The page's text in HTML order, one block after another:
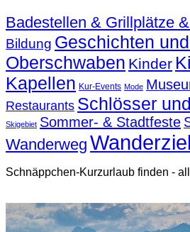
Badestellen & Grillplätze
Bildung Geschichten
Oberschwaben Kinder
Kapellen Kur-Events Mode
Restaurants Schlösser
Skigebiet Sommer- & Stadtfeste
Wanderweg
Schnäppchen-Kurzurlaub finden -